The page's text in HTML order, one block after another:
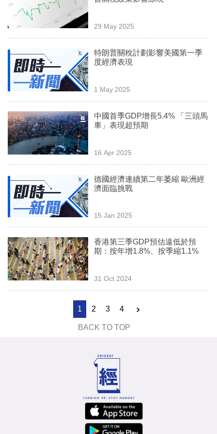
29 May 2025
特朗普關稅計劃影響美國第一季
度經濟表現
1 May 2025
中國首季GDP增長5.4% 「三頭馬
車」表現超預期
16 Apr 2025
德國經濟連續第二年萎縮 歐洲經
濟面臨挑戰
15 Jan 2025
香港第三季GDP預估遠低於預
期：按年增1.8%、按季縮1.1%
31 Oct 2024
1 2 3 4
BACK TO TOP